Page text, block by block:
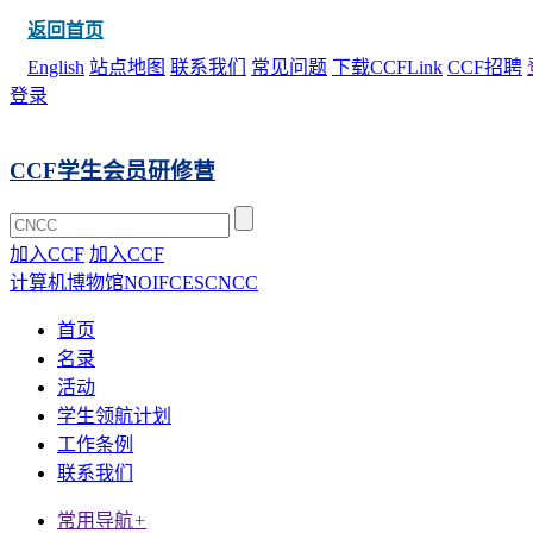
返回首页
English 站点地图 联系我们 常见问题 下载CCFLink CCF招聘
登录
CCF学生会员研修营
加入CCF 加入CCF
计算机博物馆NOIFCESCNCC
首页
名录
活动
学生领航计划
工作条例
联系我们
常用导航+